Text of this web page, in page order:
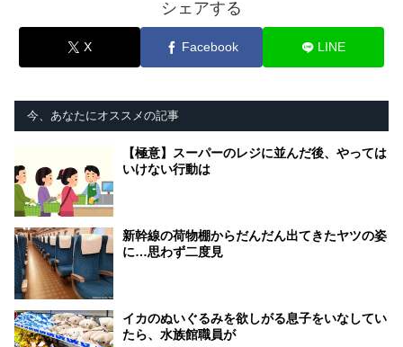
シェアする
X Facebook LINE
今、あなたにオススメの記事
【極意】スーパーのレジに並んだ後、やっては
いけない行動は
新幹線の荷物棚からだんだん出てきたヤツの姿
に…思わず二度見
イカのぬいぐるみを欲しがる息子をいなしてい
たら、水族館職員が